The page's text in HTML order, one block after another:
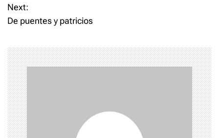
s
n
a
v
i
Next:
De puentes y patricios